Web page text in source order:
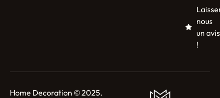
nous
un avis
!
Home Decoration © 2025.